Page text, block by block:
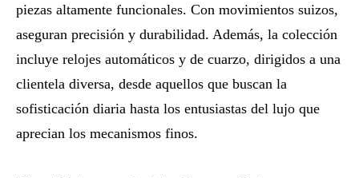
piezas altamente funcionales. Con movimientos suizos,
aseguran precisión y durabilidad. Además, la colección
incluye relojes automáticos y de cuarzo, dirigidos a una
clientela diversa, desde aquellos que buscan la
sofisticación diaria hasta los entusiastas del lujo que
aprecian los mecanismos finos.